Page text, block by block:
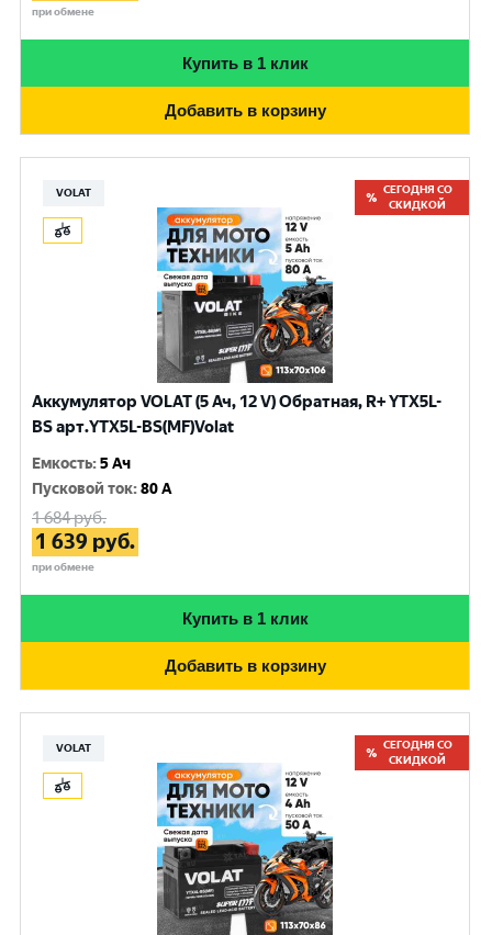
при обмене
Купить в 1 клик
Добавить в корзину
VOLAT
СЕГОДНЯ СО
СКИДКОЙ
Аккумулятор VOLAT (5 Ач, 12 V) Обратная, R+ YTX5L-
BS арт.YTX5L-BS(MF)Volat
Емкость:5 Ач
Пусковой ток:80 A
1 684руб.
1 639 руб.
при обмене
Купить в 1 клик
Добавить в корзину
VOLAT
СЕГОДНЯ СО
СКИДКОЙ